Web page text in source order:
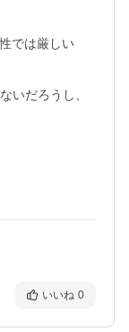
では厳しい
いだろうし、
いいね 0